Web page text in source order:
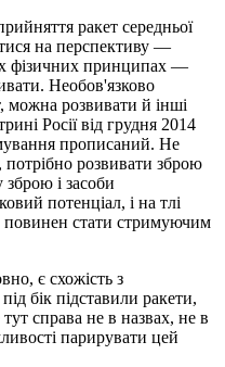
ракет середньої
на перспективу —
фізичних принципах —
Необов'язково
можна розвивати й інші
Росії від грудня 2014
прописаний. Не
розвивати зброю
і засоби
потенціал, і на тлі
стати стримуючим
є схожість з
бік підставили ракети,
справа не в назвах, не в
парирувати цей